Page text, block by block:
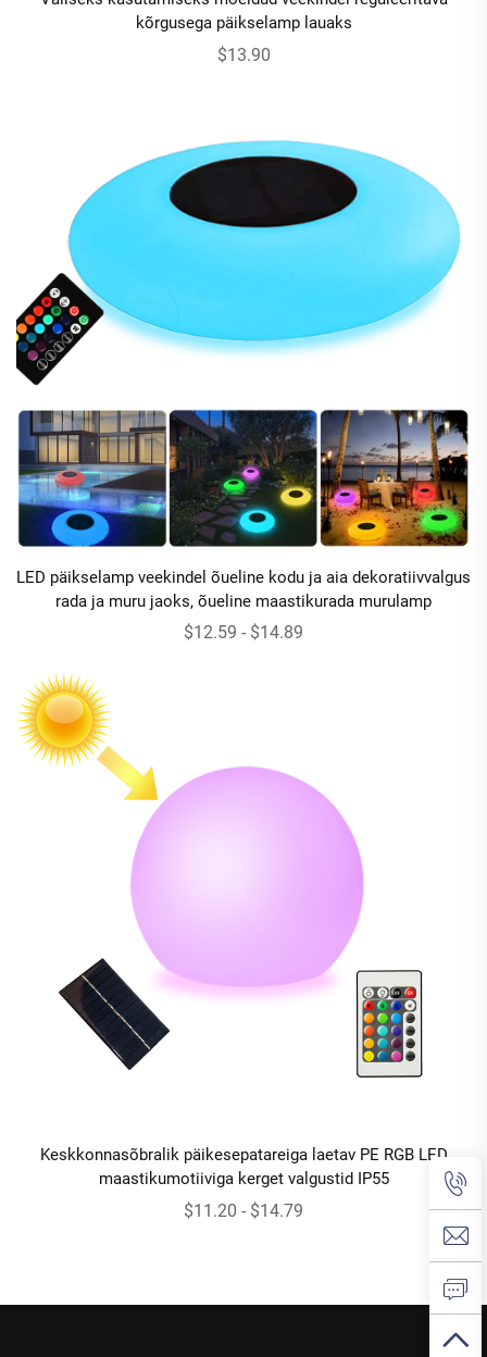
kõrgusega päikselamp lauaks
$13.90
LED päikselamp veekindel õueline kodu ja aia dekoratiivvalgus
rada ja muru jaoks, õueline maastikurada murulamp
$12.59 - $14.89
Keskkonnasõbralik päikesepatareiga laetav PE RGB LED
maastikumotiiviga kerget valgustid IP55
$11.20 - $14.79